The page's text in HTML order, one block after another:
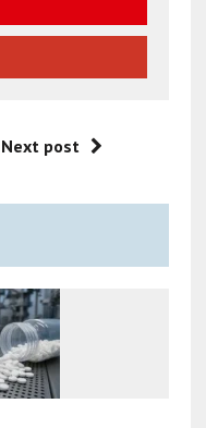
Next post